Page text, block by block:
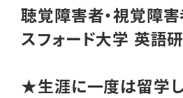
聴覚障害者・視覚障害
スフォード大学 英語
★生涯に一度は留学し